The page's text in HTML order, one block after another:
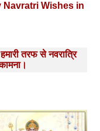
Navratri Wishes in
तरफ से नवरात्रि